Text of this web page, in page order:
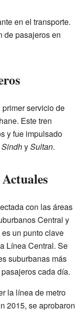
en el transporte.
de pasajeros en
servicio de
Este tren
y fue impulsado
SindhySultan.
con las áreas
Central y
un punto clave
Línea Central. Se
suburbanas más
cada día.
la línea de metro
2015, se aprobaron